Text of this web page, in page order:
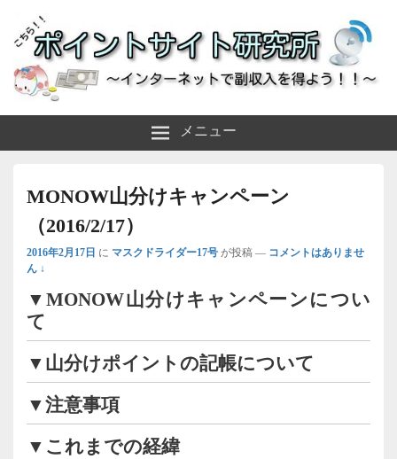
ポイントサイト研究所
メニュー
MONOW山分けキャンペーン
（2016/2/17）
2016年2月17日 に マスクドライダー17号 が投稿 — コメントはありませ
ん ↓
▼MONOW山分けキャンペーンについ
て
▼山分けポイントの記帳について
▼注意事項
▼これまでの経緯